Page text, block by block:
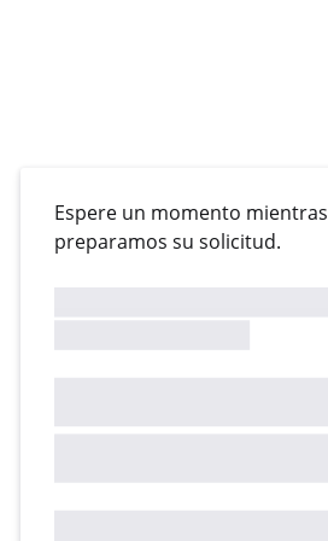
Espere un momento mientras
preparamos su solicitud.